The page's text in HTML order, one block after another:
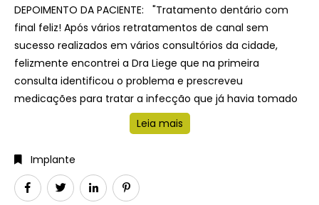
DEPOIMENTO DA PACIENTE: "Tratamento dentário com
final feliz! Após vários retratamentos de canal sem
sucesso realizados em vários consultórios da cidade,
felizmente encontrei a Dra Liege que na primeira
consulta identificou o problema e prescreveu
medicações para tratar a infecção que já havia tomado
Leia mais
Implante